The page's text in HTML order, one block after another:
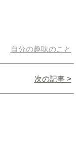
自分の趣味のこと
次の記事 >